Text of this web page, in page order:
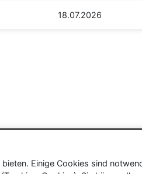
18.07.2026
Einige Cookies sind